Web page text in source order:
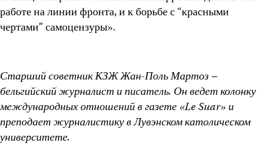
работе на линии фронта, и к борьбе с “красными
чертами” самоцензуры».
Старший советник КЗЖ Жан-Поль Мартоз –
бельгийский журналист и писатель. Он ведет колонку
международных отношений в газете «Le Suar» и
преподает журналистику в Лувэнском католическом
университете.